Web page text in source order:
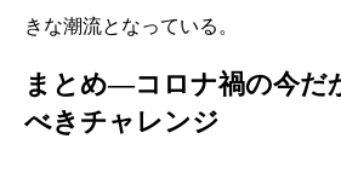
きな潮流となっている。
まとめ—コロナ禍の今だ
べきチャレンジ